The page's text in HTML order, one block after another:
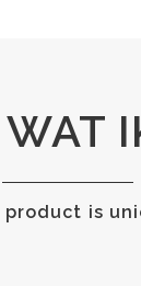
product is